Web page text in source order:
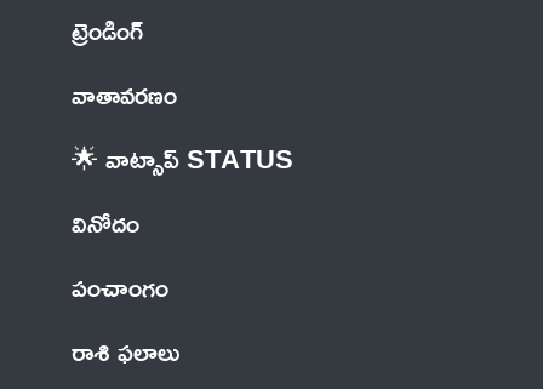
ట్రెండింగ్
వాతావరణం
🌟 వాట్సాప్ STATUS
వినోదం
పంచాంగం
రాశి ఫలాలు